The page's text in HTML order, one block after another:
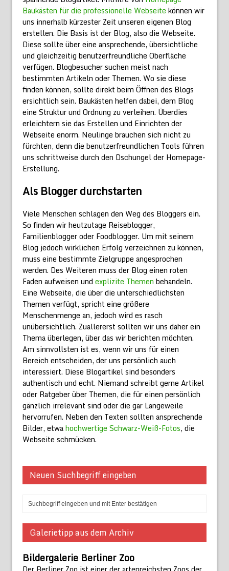
Baukästen für die professionelle Webseite können wir
uns innerhalb kürzester Zeit unseren eigenen Blog
erstellen. Die Basis ist der Blog, also die Webseite.
Diese sollte über eine ansprechende, übersichtliche
und gleichzeitig benutzerfreundliche Oberfläche
verfügen. Blogbesucher suchen meist nach
bestimmten Artikeln oder Themen. Wo sie diese
finden können, sollte direkt beim Öffnen des Blogs
ersichtlich sein. Baukästen helfen dabei, dem Blog
eine Struktur und Ordnung zu verleihen. Überdies
erleichtern sie das Erstellen und Einrichten der
Webseite enorm. Neulinge brauchen sich nicht zu
fürchten, denn die benutzerfreundlichen Tools führen
uns schrittweise durch den Dschungel der Homepage-
Erstellung.
Als Blogger durchstarten
Viele Menschen schlagen den Weg des Bloggers ein.
So finden wir heutzutage Reiseblogger,
Familienblogger oder Foodblogger. Um mit seinem
Blog jedoch wirklichen Erfolg verzeichnen zu können,
muss eine bestimmte Zielgruppe angesprochen
werden. Des Weiteren muss der Blog einen roten
Faden aufweisen und explizite Themen behandeln.
Eine Webseite, die über die unterschiedlichsten
Themen verfügt, spricht eine größere
Menschenmenge an, jedoch wird es rasch
unübersichtlich. Zuallererst sollten wir uns daher ein
Thema überlegen, über das wir berichten möchten.
Am sinnvollsten ist es, wenn wir uns für einen
Bereich entscheiden, der uns persönlich auch
interessiert. Diese Blogartikel sind besonders
authentisch und echt. Niemand schreibt gerne Artikel
oder Ratgeber über Themen, die für einen persönlich
gänzlich irrelevant sind oder die gar Langeweile
hervorrufen. Neben den Texten sollten ansprechende
Bilder, etwahochwertige Schwarz-Weiß-Fotos, die
Webseite schmücken.
Neuen Suchbegriff eingeben
Galerietipp aus dem Archiv
Bildergalerie Berliner Zoo